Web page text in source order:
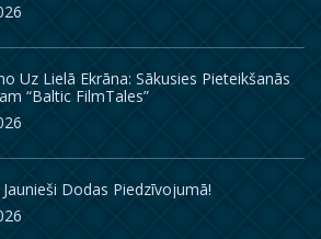
Uz Lielā Ekrāna: Sākusies Pieteikšanās
“Baltic FilmTales”
Dodas Piedzīvojumā!